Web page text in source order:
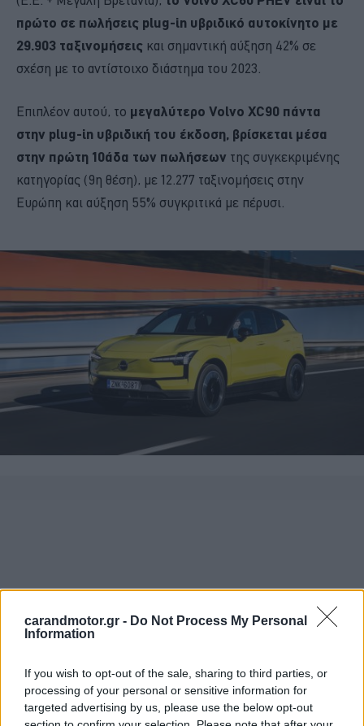
carandmotor.gr - Do Not Process My Personal
Information
If you wish to opt-out of the sale, sharing to third parties, or
processing of your personal or sensitive information for
targeted advertising by us, please use the below opt-out
πρώτο σε πωλήσεις plug-in υβριδικό αυτοκίνητο με
29.903 ταξινομήσεις και σημαντική αύξηση 42% σε
σχέση με το αντίστοιχο διάστημα του 2023.
Επιπλέον αυτού, το μεγαλύτερο Volvo XC90 πάντα
στην plug-in υβριδική του έκδοση, βρίσκεται μέσα
στην πρώτη 10άδα των πωλήσεων της συγκεκριμένης
κατηγορίας (9η θέση), με 12.277 ταξινομήσεις στην
Ευρώπη και αύξηση 55% συγκριτικά με πέρυσι.